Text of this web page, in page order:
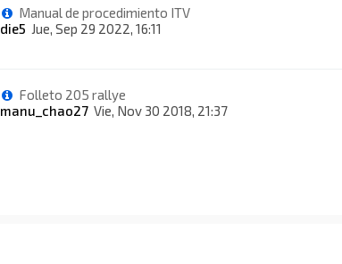
Manual de procedimiento ITV
die5 Jue, Sep 29 2022, 16:11
Folleto 205 rallye
manu_chao27 Vie, Nov 30 2018, 21:37